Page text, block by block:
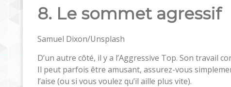
8. Le sommet agressif
Samuel Dixon/Unsplash
D’un autre côté, il y a l’Aggressive Top. Son travail
Il peut parfois être amusant, assurez-vous
l’aise (ou si vous voulez qu’il aille plus vite).